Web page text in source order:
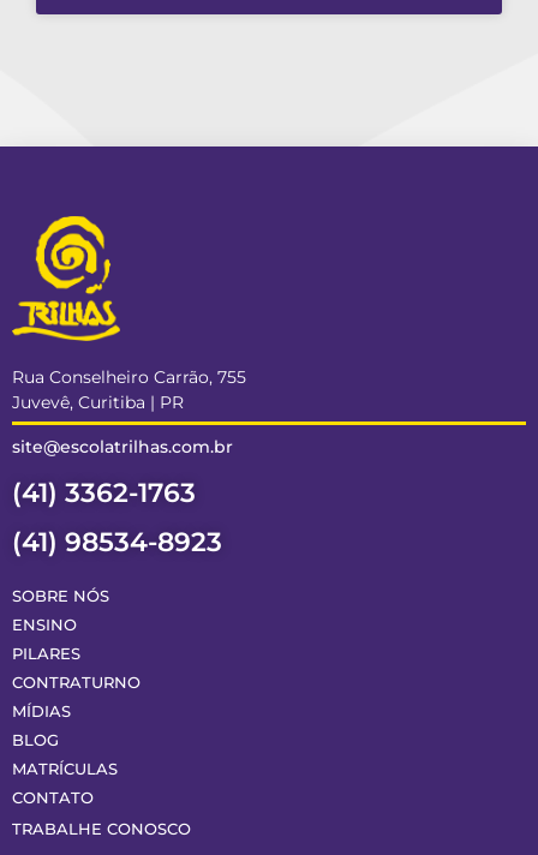
Rua Conselheiro Carrão, 755
Juvevê, Curitiba | PR
site@escolatrilhas.com.br
(41) 3362-1763
(41) 98534-8923
SOBRE NÓS
ENSINO
PILARES
CONTRATURNO
MÍDIAS
BLOG
MATRÍCULAS
CONTATO
TRABALHE CONOSCO